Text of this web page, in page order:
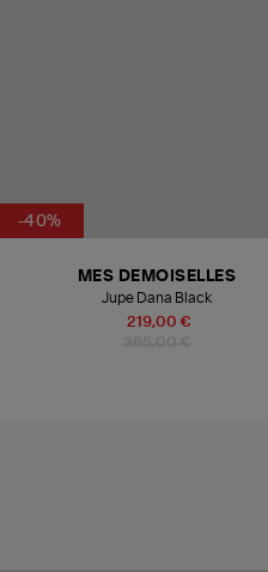
-40%
219,00 €
MES DEMOISELLES
Jupe Dana Black